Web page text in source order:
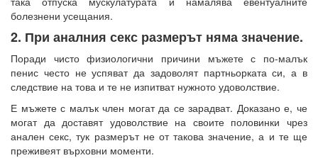
болезнени усещания.
2. При аналния секс размерът няма значение.
Поради чисто физиологични причини мъжете с по-малък
пенис често не успяват да задоволят партньорката си, а в
следствие на това и те не изпитват нужното удоволствие.
Е мъжете с малък член могат да се зарадват. Доказано е, че
могат да доставят удоволствие на своите половинки чрез
анален секс, тук размерът не от такова значение, а и те ще
преживеят върховни моменти.